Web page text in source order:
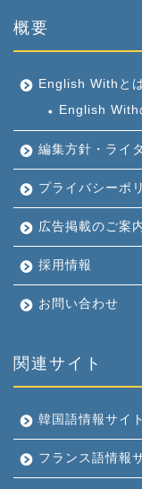
概要
English Withと
English With
編集方針・ライ
プライバシーポ
広告掲載のご案
採用情報
お問い合わせ
関連サイト
韓国語情報サイ
フランス語情報